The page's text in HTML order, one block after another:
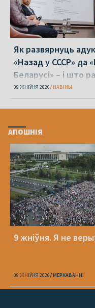
Як развярнуць
«Назад у СССР» да
Беларусі» – і што
09 ЖНІЎНЯ 2026 НАВІНЫ
АПОШНІЯ
9 жніўня. Я не
09 ЖНІЎНЯ 2026 МЕРКАВАННI